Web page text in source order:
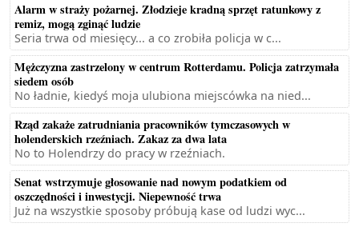
Alarm w straży pożarnej. Złodzieje kradną sprzęt ratunkowy z
remiz, mogą zginąć ludzie
Seria trwa od miesięcy... a co zrobiła policja w c...
Mężczyzna zastrzelony w centrum Rotterdamu. Policja zatrzymała
siedem osób
No ładnie, kiedyś moja ulubiona miejscówka na nied...
Rząd zakaże zatrudniania pracowników tymczasowych w
holenderskich rzeźniach. Zakaz za dwa lata
No to Holendrzy do pracy w rzeźniach.
Senat wstrzymuje głosowanie nad nowym podatkiem od
oszczędności i inwestycji. Niepewność trwa
Już na wszystkie sposoby próbują kase od ludzi wyc...